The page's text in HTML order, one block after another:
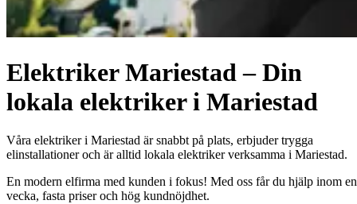
Elektriker Mariestad – Din
lokala elektriker i Mariestad
Våra elektriker i Mariestad är snabbt på plats, erbjuder trygga
elinstallationer och är alltid lokala elektriker verksamma i Mariestad.
En modern elfirma med kunden i fokus! Med oss får du hjälp inom en
vecka, fasta priser och hög kundnöjdhet.